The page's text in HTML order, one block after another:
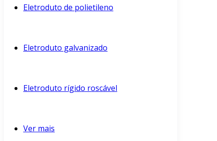
Eletroduto de polietileno
Eletroduto galvanizado
Eletroduto rígido roscável
Ver mais